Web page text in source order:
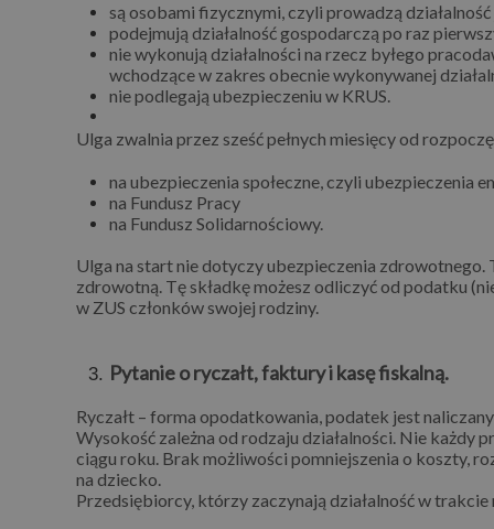
są osobami fizycznymi, czyli prowadzą
podejmują działalność gospodarczą po raz
nie wykonują działalności na rzecz byłego
wchodzące w zakres obecnie wykonywanej
nie podlegają ubezpieczeniu w KRUS.
Ulga zwalnia przez sześć pełnych miesięcy od
na ubezpieczenia społeczne, czyli ubezpieczenia
na Fundusz Pracy
na Fundusz Solidarnościowy.
Ulga na start nie dotyczy ubezpieczenia zdrowotnego.
zdrowotną. Tę składkę możesz odliczyć od podatku
w ZUS członków swojej rodziny.
Pytanie o ryczałt, faktury i kasę fiskalną.
Ryczałt – forma opodatkowania, podatek jest
Wysokość zależna od rodzaju działalności. Nie
ciągu roku. Brak możliwości pomniejszenia o koszty,
na dziecko.
Przedsiębiorcy, którzy zaczynają działalność w